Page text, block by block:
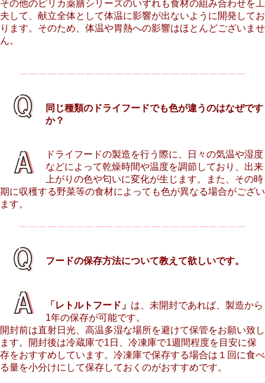
その他のピリカ薬膳シリーズのいずれも食材の組み合わせを工
夫して、献立全体として体温に影響が出ないように開発してお
ります。そのため、体温や胃熱への影響はほとんどございませ
ん。
ーーーーーーーーーーーーーーーーーーーーーーーー
同じ種類のドライフードでも色が違うのはなぜです
か？
ドライフードの製造を行う際に、日々の気温や湿度
などによって乾燥時間や温度を調節しており、出来
上がりの色や匂いに変化が生じます。また、その時
期に収穫する野菜等の食材によっても色が異なる場合がござい
ます。
ーーーーーーーーーーーーーーーーーーーーーーーー
フードの保存方法について教えて欲しいです。
「レトルトフード」 は、未開封であれば、製造から
1年の保存が可能です。
開封前は直射日光、高温多湿な場所を避けて保管をお願い致し
ます。開封後は冷蔵庫で1日、冷凍庫で1週間程度を目安に保
存をおすすめしています。冷凍庫で保存する場合は１回に食べ
る量を小分けにして保存しておくのがおすすめです。